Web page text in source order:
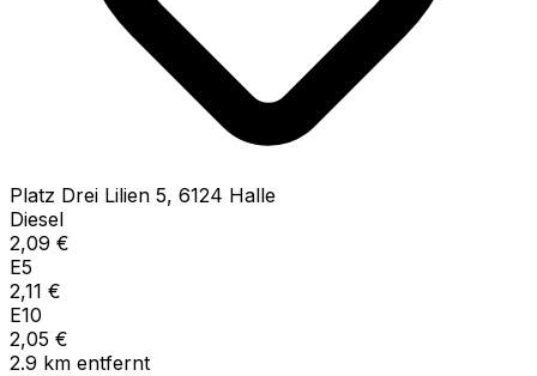
Platz Drei Lilien 5, 6124 Halle
Diesel
2,09 €
E5
2,11 €
E10
2,05 €
2.9 km entfernt